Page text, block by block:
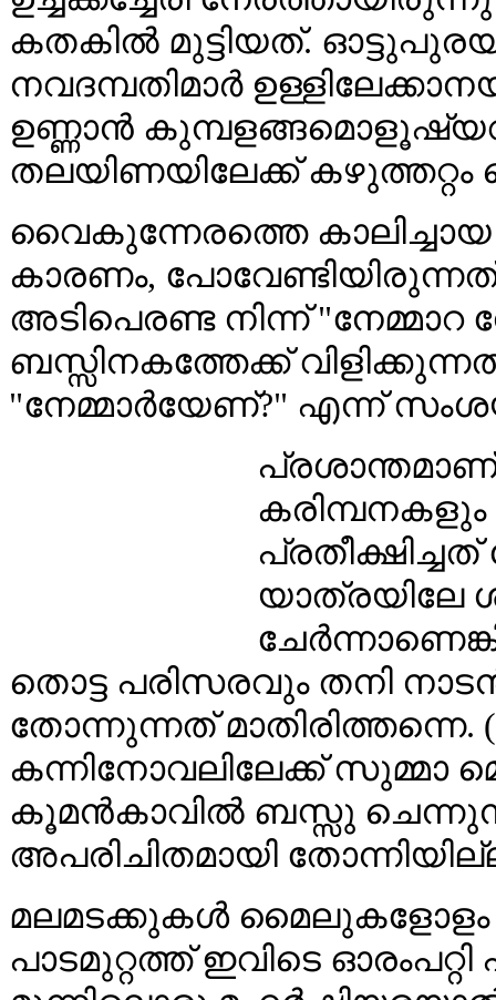
കതകിൽ മുട്ടിയത്.
നവദമ്പതിമാർ
ഉണ്ണാൻ
തലയിണയിലേക്ക് കഴുത്തറ്റം
വൈകുന്നേരത്തെ
കാരണം,
അടിപെരണ്ട നിന്ന്
ബസ്സിനകത്തേക്ക്
"നേമ്മാർയേണ്?" എന്ന്
കരിമ്പനകളും
യാത്രയിലേ
തൊട്ട പരിസരവും തനി
തോന്നുന്നത് മാതിരിത്തന്നെ.
കന്നിനോവലിലേക്ക് സുമ്മാ
കൂമൻകാവിൽ ബസ്സു
അപരിചിതമായി
മലമടക്കുകൾ മൈലുകളോളം
പാടമുറ്റത്ത് ഇവിടെ